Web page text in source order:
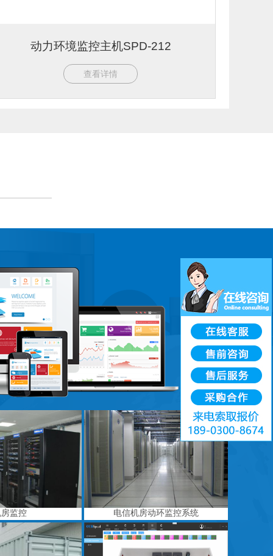
动力环境监控主机SPD-212
查看详情
监控 电信机房动环监控系统